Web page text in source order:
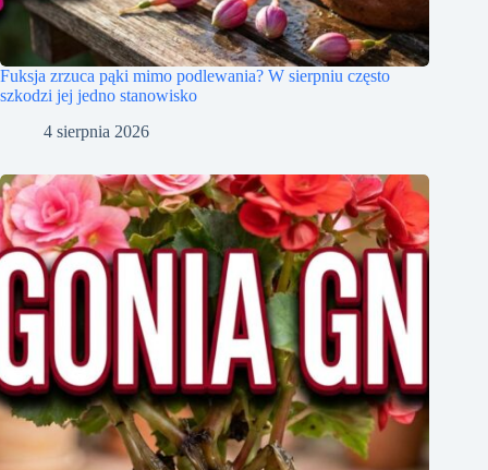
Fuksja zrzuca pąki mimo podlewania? W sierpniu często
szkodzi jej jedno stanowisko
4 sierpnia 2026